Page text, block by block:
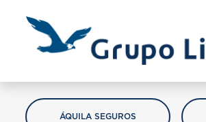
ÁQUILA SEGUROS